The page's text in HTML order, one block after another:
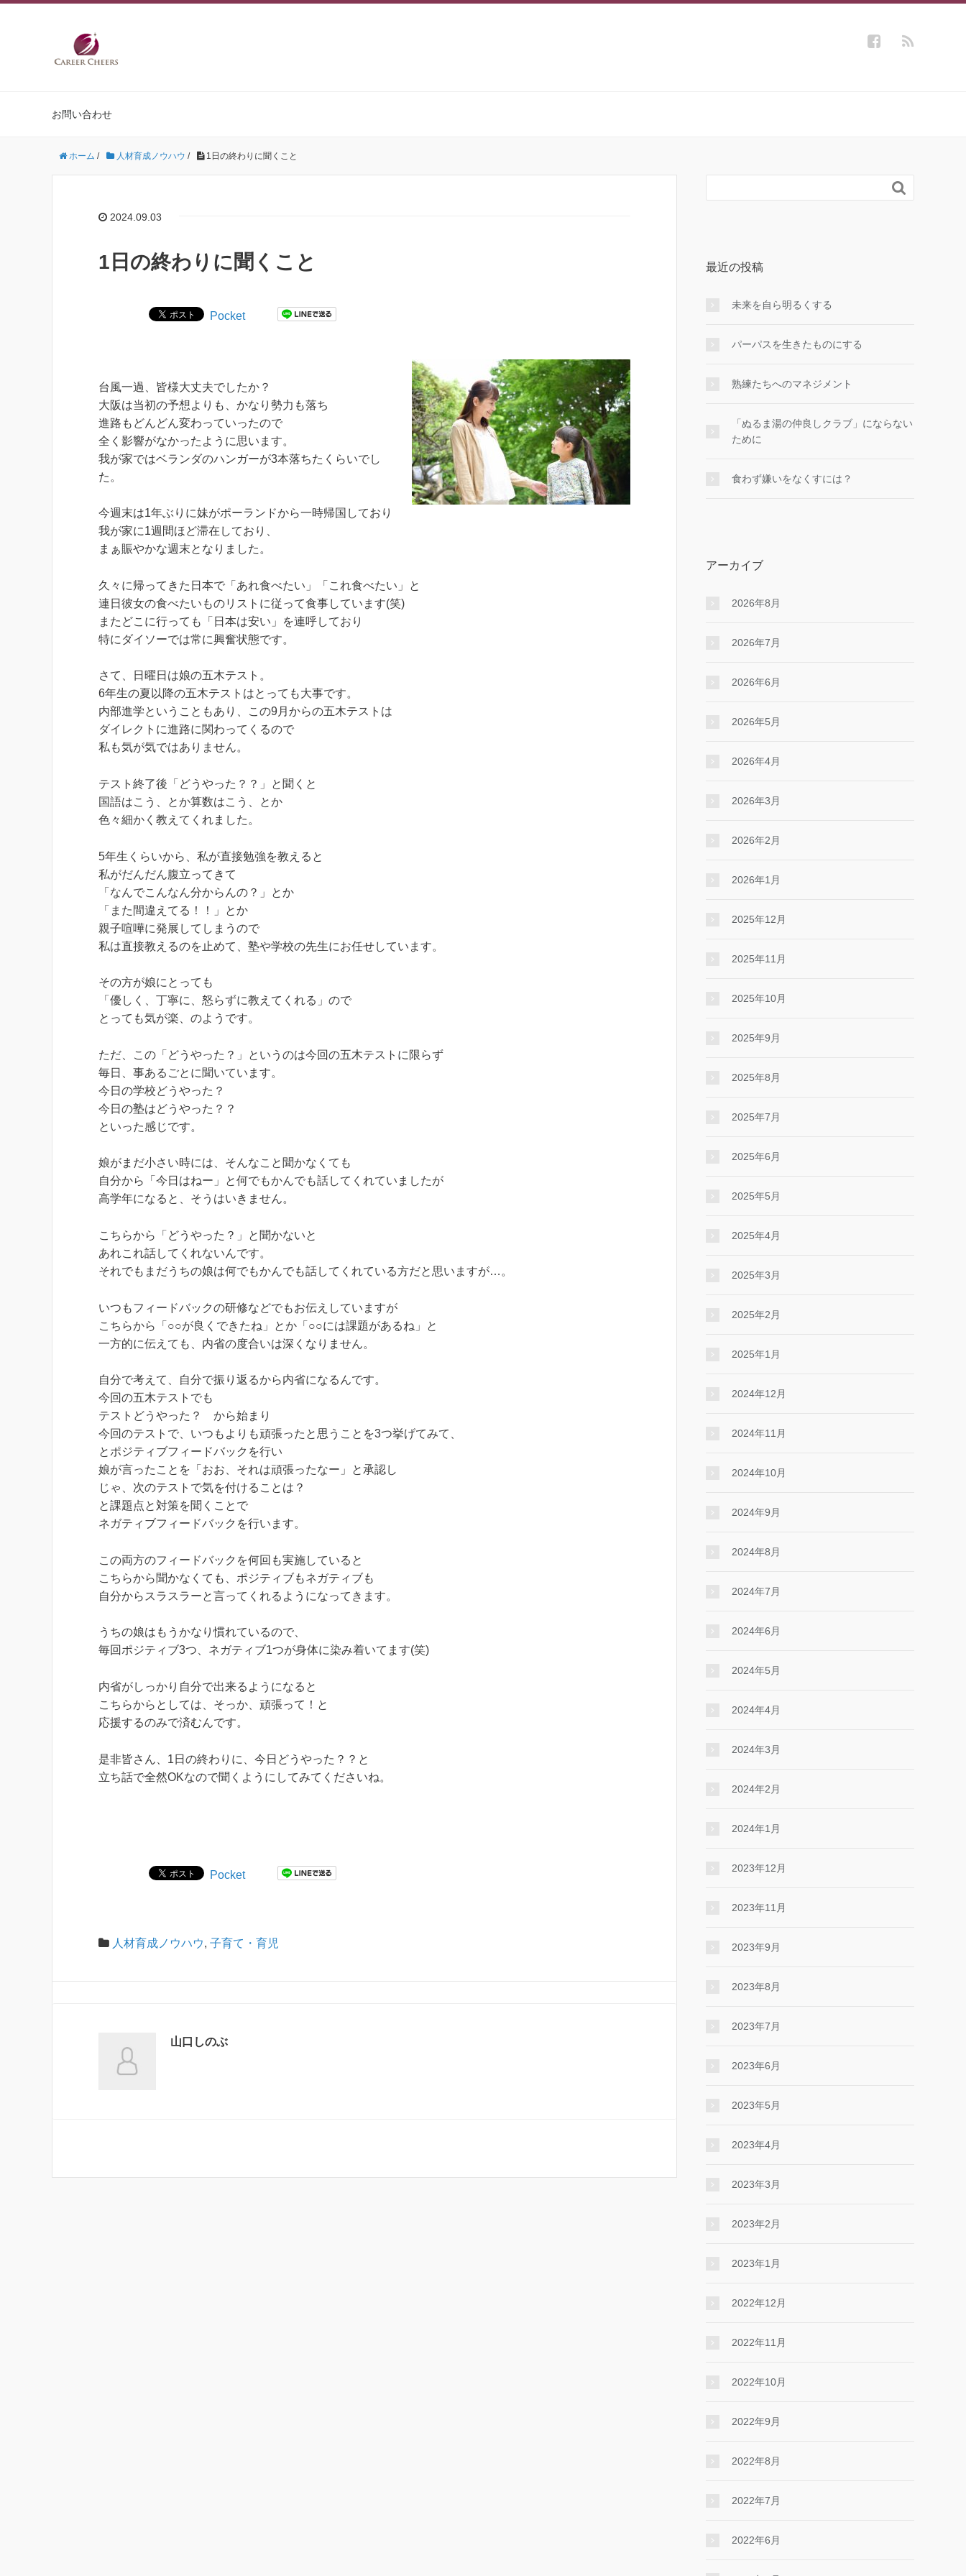
お問い合わせ
ホーム / 人材育成ノウハウ / 1日の終わりに聞くこと
2024.09.03
1日の終わりに聞くこと
Pocket
台風一過、皆様大丈夫でしたか？
大阪は当初の予想よりも、かなり勢力も落ち
進路もどんどん変わっていったので
全く影響がなかったように思います。
我が家ではベランダのハンガーが3本落ちたくらいでし
た。
今週末は1年ぶりに妹がポーランドから一時帰国しており
我が家に1週間ほど滞在しており、
まぁ賑やかな週末となりました。
久々に帰ってきた日本で「あれ食べたい」「これ食べたい」と
連日彼女の食べたいものリストに従って食事しています(笑)
またどこに行っても「日本は安い」を連呼しており
特にダイソーでは常に興奮状態です。
さて、日曜日は娘の五木テスト。
6年生の夏以降の五木テストはとっても大事です。
内部進学ということもあり、この9月からの五木テストは
ダイレクトに進路に関わってくるので
私も気が気ではありません。
テスト終了後「どうやった？？」と聞くと
国語はこう、とか算数はこう、とか
色々細かく教えてくれました。
5年生くらいから、私が直接勉強を教えると
私がだんだん腹立ってきて
「なんでこんなん分からんの？」とか
「また間違えてる！！」とか
親子喧嘩に発展してしまうので
私は直接教えるのを止めて、塾や学校の先生にお任せしています。
その方が娘にとっても
「優しく、丁寧に、怒らずに教えてくれる」ので
とっても気が楽、のようです。
ただ、この「どうやった？」というのは今回の五木テストに限らず
毎日、事あるごとに聞いています。
今日の学校どうやった？
今日の塾はどうやった？？
といった感じです。
娘がまだ小さい時には、そんなこと聞かなくても
自分から「今日はねー」と何でもかんでも話してくれていましたが
高学年になると、そうはいきません。
こちらから「どうやった？」と聞かないと
あれこれ話してくれないんです。
それでもまだうちの娘は何でもかんでも話してくれている方だと思いますが…。
いつもフィードバックの研修などでもお伝えしていますが
こちらから「○○が良くできたね」とか「○○には課題があるね」と
一方的に伝えても、内省の度合いは深くなりません。
自分で考えて、自分で振り返るから内省になるんです。
今回の五木テストでも
テストどうやった？ から始まり
今回のテストで、いつもよりも頑張ったと思うことを3つ挙げてみて、
とポジティブフィードバックを行い
娘が言ったことを「おお、それは頑張ったなー」と承認し
じゃ、次のテストで気を付けることは？
と課題点と対策を聞くことで
ネガティブフィードバックを行います。
この両方のフィードバックを何回も実施していると
こちらから聞かなくても、ポジティブもネガティブも
自分からスラスラーと言ってくれるようになってきます。
うちの娘はもうかなり慣れているので、
毎回ポジティブ3つ、ネガティブ1つが身体に染み着いてます(笑)
内省がしっかり自分で出来るようになると
こちらからとしては、そっか、頑張って！と
応援するのみで済むんです。
是非皆さん、1日の終わりに、今日どうやった？？と
立ち話で全然OKなので聞くようにしてみてくださいね。
Pocket
人材育成ノウハウ, 子育て・育児
山口しのぶ

最近の投稿
未来を自ら明るくする
パーパスを生きたものにする
熟練たちへのマネジメント
「ぬるま湯の仲良しクラブ」にならない
ために
食わず嫌いをなくすには？
アーカイブ
2026年8月
2026年7月
2026年6月
2026年5月
2026年4月
2026年3月
2026年2月
2026年1月
2025年12月
2025年11月
2025年10月
2025年9月
2025年8月
2025年7月
2025年6月
2025年5月
2025年4月
2025年3月
2025年2月
2025年1月
2024年12月
2024年11月
2024年10月
2024年9月
2024年8月
2024年7月
2024年6月
2024年5月
2024年4月
2024年3月
2024年2月
2024年1月
2023年12月
2023年11月
2023年9月
2023年8月
2023年7月
2023年6月
2023年5月
2023年4月
2023年3月
2023年2月
2023年1月
2022年12月
2022年11月
2022年10月
2022年9月
2022年8月
2022年7月
2022年6月